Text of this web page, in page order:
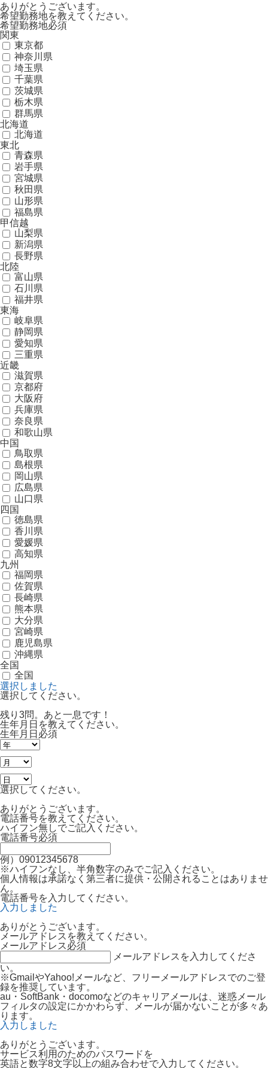
ありがとうございます。
希望勤務地を教えてください。
希望勤務地必須
関東
東京都
神奈川県
埼玉県
千葉県
茨城県
栃木県
群馬県
北海道
北海道
東北
青森県
岩手県
宮城県
秋田県
山形県
福島県
甲信越
山梨県
新潟県
長野県
北陸
富山県
石川県
福井県
東海
岐阜県
静岡県
愛知県
三重県
近畿
滋賀県
京都府
大阪府
兵庫県
奈良県
和歌山県
中国
鳥取県
島根県
岡山県
広島県
山口県
四国
徳島県
香川県
愛媛県
高知県
九州
福岡県
佐賀県
長崎県
熊本県
大分県
宮崎県
鹿児島県
沖縄県
全国
全国
選択しました
選択してください。
残り3問。あと一息です！
生年月日を教えてください。
生年月日 必須
選択してください。
ありがとうございます。
電話番号を教えてください。
ハイフン無しでご記入ください。
電話番号必須
例）09012345678
※ハイフンなし、半角数字のみでご記入ください。
個人情報は承諾なく第三者に提供・公開されることはありませ
ん。
電話番号を入力してください。
入力しました
ありがとうございます。
メールアドレスを教えてください。
メールアドレス必須
メールアドレスを入力してくださ
い。
※GmailやYahoo!メールなど、フリーメールアドレスでのご登
録を推奨しています。
au・SoftBank・docomoなどのキャリアメールは、迷惑メール
フィルタの設定にかかわらず、メールが届かないことが多々あ
ります。
入力しました
ありがとうございます。
サービス利用のためのパスワードを
英語と数字8文字以上の組み合わせで入力してください。